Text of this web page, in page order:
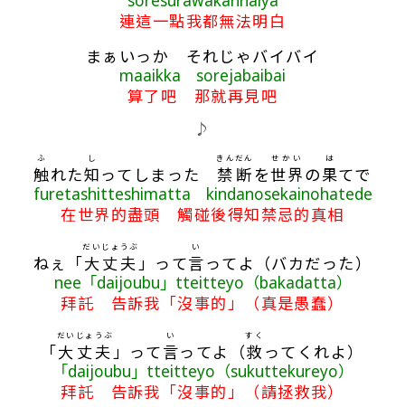
連這一點我都無法明白
まぁいっか それじゃバイバイ
maaikka sorejabaibai
算了吧 那就再見吧
♪
触
ふ
れた知
し
ってしまった 禁断
きんだん
を世界
せかい
の果
は
てで
furetashitteshimatta kindanosekainohatede
在世界的盡頭 觸碰後得知禁忌的真相
ねぇ「大丈夫
だいじょうぶ
」って言
い
ってよ（バカだった）
nee「daijoubu」tteitteyo（bakadatta）
拜託 告訴我「沒事的」（真是愚蠢）
「大丈夫
だいじょうぶ
」って言
い
ってよ（救
すく
ってくれよ）
「daijoubu」tteitteyo（sukuttekureyo）
拜託 告訴我「沒事的」（請拯救我）